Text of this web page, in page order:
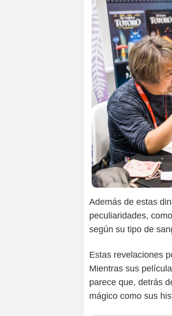
Además de estas
peculiaridades,
según su tipo de
Estas revelaciones
Mientras sus
parece que, detrás
mágico como sus